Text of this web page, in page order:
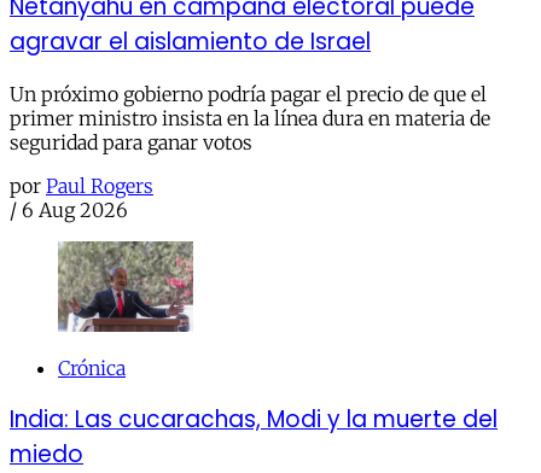
Netanyahu en campaña electoral puede
agravar el aislamiento de Israel
Un próximo gobierno podría pagar el precio de que el
primer ministro insista en la línea dura en materia de
seguridad para ganar votos
por Paul Rogers
/ 6 Aug 2026
Crónica
India: Las cucarachas, Modi y la muerte del
miedo